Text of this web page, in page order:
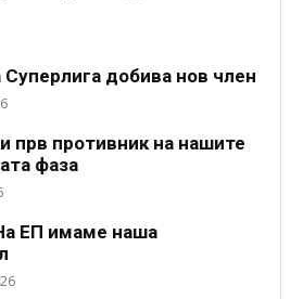
добива нов член
прв противник на нашите
фаза
ЕП имаме наша